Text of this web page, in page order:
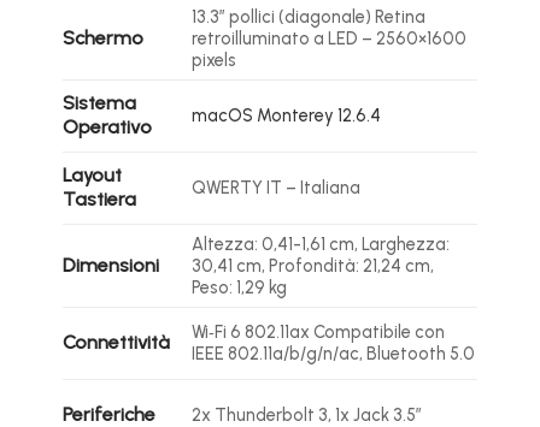
Schermo
13.3″ pollici (diagonale) Retina
retroilluminato a LED – 2560×1600
pixels
Sistema
Operativo
macOS Monterey 12.6.4
Layout
Tastiera
QWERTY IT – Italiana
Dimensioni
Altezza: 0,41-1,61 cm, Larghezza:
30,41 cm, Profondità: 21,24 cm,
Peso: 1,29 kg
Connettività
Wi‑Fi 6 802.11ax Compatibile con
IEEE 802.11a/b/g/n/ac, Bluetooth 5.0
Periferiche 2x Thunderbolt 3, 1x Jack 3.5″